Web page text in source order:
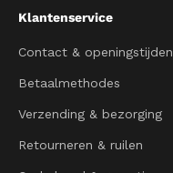
Klantenservice
Contact & openingstijden
Betaalmethodes
Verzending & bezorging
Retourneren & ruilen